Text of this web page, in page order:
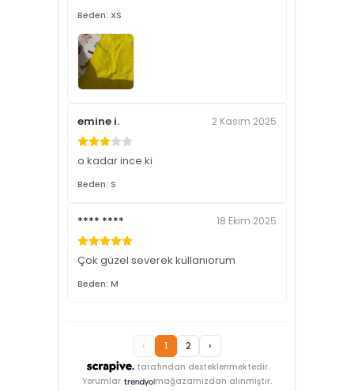
Beden: XS
emine i. 2 Kasım 2025
o kadar ince ki
Beden: S
**** **** 18 Ekim 2025
Çok güzel severek kullanıorum
Beden: M
tarafından desteklenmektedir.
‹ 1 2 ›
Yorumlar mağazamızdan alınmıştır.